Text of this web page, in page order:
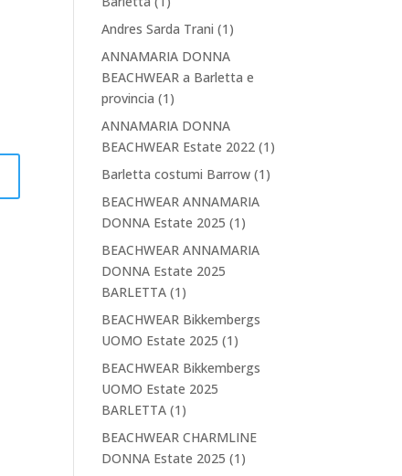
Andres Sarda Trani (1)
ANNAMARIA DONNA
BEACHWEAR a Barletta e
provincia (1)
ANNAMARIA DONNA
BEACHWEAR Estate 2022 (1)
Barletta costumi Barrow (1)
BEACHWEAR ANNAMARIA
DONNA Estate 2025 (1)
BEACHWEAR ANNAMARIA
DONNA Estate 2025
BARLETTA (1)
BEACHWEAR Bikkembergs
UOMO Estate 2025 (1)
BEACHWEAR Bikkembergs
UOMO Estate 2025
BARLETTA (1)
BEACHWEAR CHARMLINE
DONNA Estate 2025 (1)